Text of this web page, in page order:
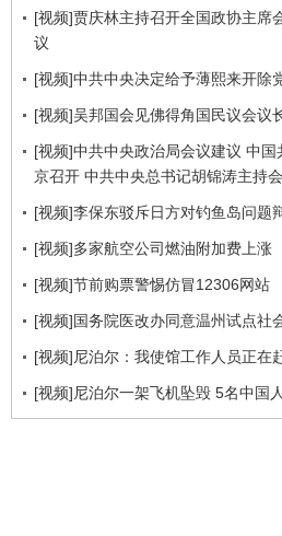
[视频]贾庆林主持召开全国政协主席
议
[视频]中共中央决定给予薄熙来开除
[视频]吴邦国会见佛得角国民议会议
[视频]中共中央政治局会议建议 中
京召开 中共中央总书记胡锦涛主持
[视频]李保东驳斥日方对钓鱼岛问题
[视频]多家航空公司燃油附加费上涨
[视频]节前购票警惕仿冒12306网站
[视频]国务院医改办同意温州试点社
[视频]尼泊尔：我使馆工作人员正在
[视频]尼泊尔一架飞机坠毁 5名中国